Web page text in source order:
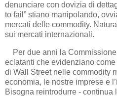
denunciare con dovizia di
to fail” stiano manipolando,
mercati delle commodity.
sui mercati internazionali.
Per due anni la
eclatanti che evidenziano
di Wall Street nelle commodity
economia, le nostre imprese e
Bisogna reintrodurre - continua